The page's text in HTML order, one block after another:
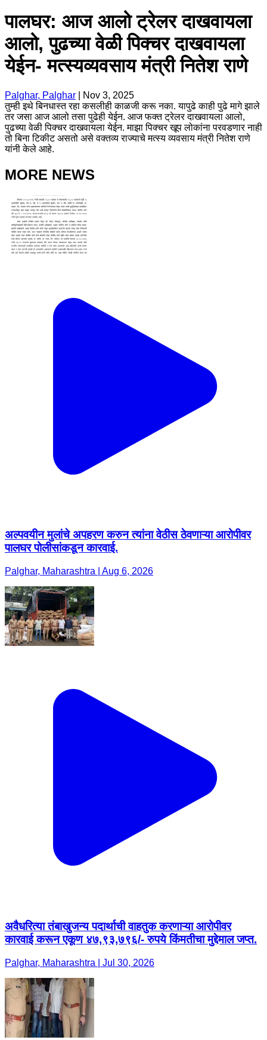
पालघर: आज आलो ट्रेलर दाखवायला
आलो, पुढच्या वेळी पिक्चर दाखवायला
येईन- मत्स्यव्यवसाय मंत्री नितेश राणे
Palghar, Palghar
Nov 3, 2025
तुम्ही इथे बिनधास्त रहा कसलीही काळजी करू नका. यापुढे काही पुढे मागे झाले
तर जसा आज आलो तसा पुढेही येईन. आज फक्त ट्रेलर दाखवायला आलो,
पुढच्या वेळी पिक्चर दाखवायला येईन. माझा पिक्चर खूप लोकांना परवडणार नाही
तो बिना टिकीट असतो असे वक्तव्य राज्याचे मत्स्य व्यवसाय मंत्री नितेश राणे
यांनी केले आहे.
MORE NEWS
अल्पवयीन मुलांचे अपहरण करुन त्यांना वेठीस ठेवणाऱ्या आरोपीवर
पालघर पोलीसांकडून कारवाई.
Palghar, Maharashtra | Aug 6, 2026
अवैधरित्या तंबाखुजन्य पदार्थाची वाहतुक करणाऱ्या आरोपीवर
कारवाई करून एकूण ४७,९३,७९६/- रुपये किंमतीचा मुद्देमाल जप्त.
Palghar, Maharashtra | Jul 30, 2026